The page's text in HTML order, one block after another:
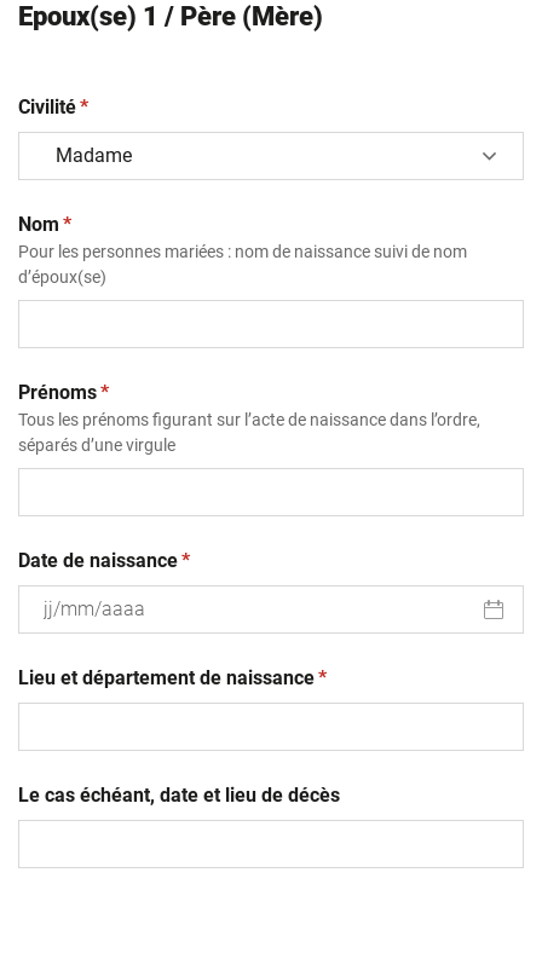
Epoux(se) 1 / Père (Mère)
Civilité(obligatoire)
*
Nom (obligatoire)
*
Pour les personnes mariées : nom de naissance suivi de nom
d’époux(se)
Prénoms(obligatoire)
*
Tous les prénoms figurant sur l’acte de naissance dans l’ordre,
séparés d’une virgule
Date de naissance(obligatoire)
*
slash
MM
Lieu et département de naissance(obligatoire)
*
Le cas échéant, date et lieu de décès